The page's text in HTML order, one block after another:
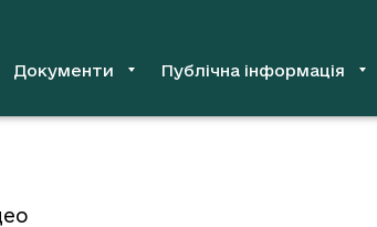
Документи Публічна інформація